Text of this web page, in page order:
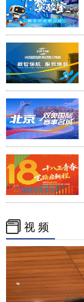
视 频